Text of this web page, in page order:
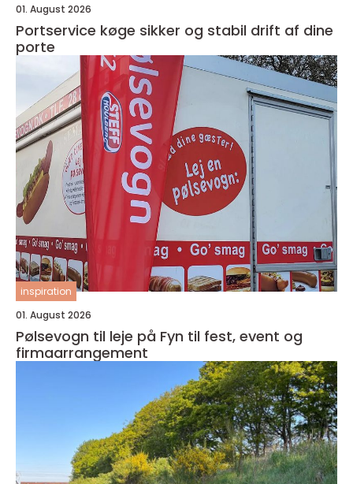
01. August 2026
Portservice køge sikker og stabil drift af dine
porte
inspiration
01. August 2026
Pølsevogn til leje på Fyn til fest, event og
firmaarrangement